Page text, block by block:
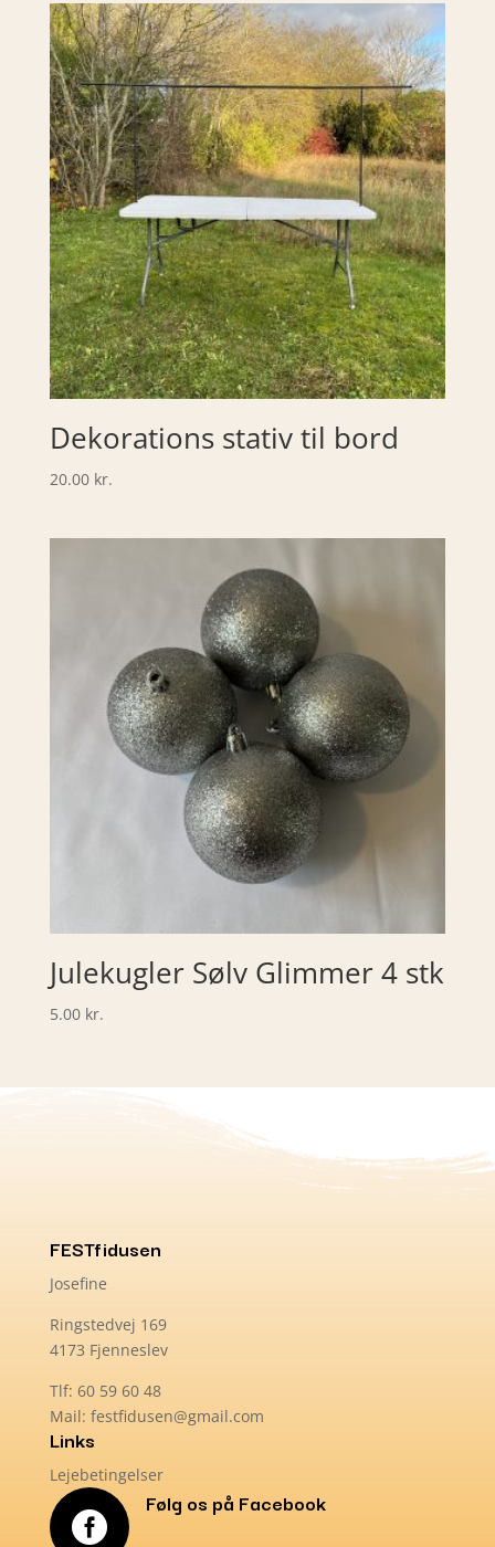
Dekorations stativ til bord
20.00 kr.
Julekugler Sølv Glimmer 4 stk
5.00 kr.
FESTfidusen
Josefine
Ringstedvej 169
4173 Fjenneslev
Tlf: 60 59 60 48
Mail: festfidusen@gmail.com
Links
Lejebetingelser

Følg os på Facebook